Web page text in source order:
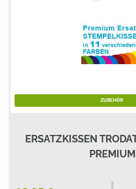
ZUBEHÖR
ERSATZKISSEN
PREMIUM